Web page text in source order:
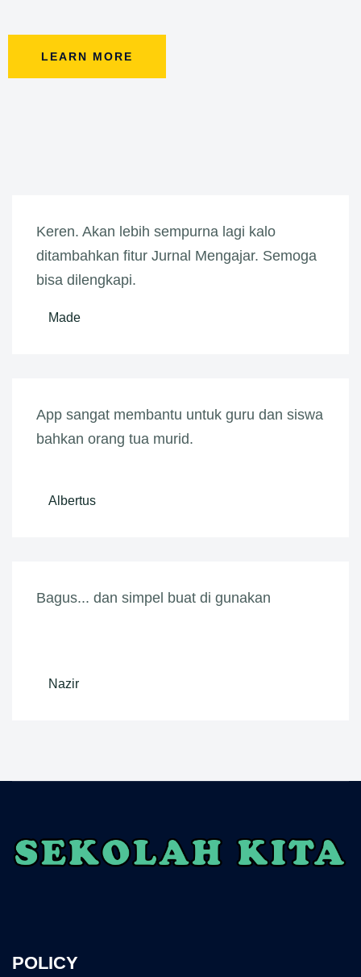
LEARN MORE
Keren. Akan lebih sempurna lagi kalo
ditambahkan fitur Jurnal Mengajar. Semoga
bisa dilengkapi.
Made
App sangat membantu untuk guru dan siswa
bahkan orang tua murid.
Albertus
Bagus... dan simpel buat di gunakan
Nazir
POLICY